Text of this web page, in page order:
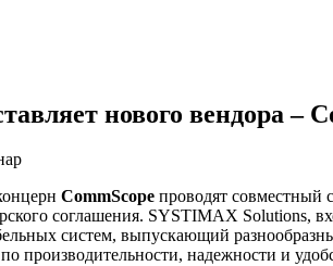
нового вендора –
CommScope проводят совместный
соглашения. SYSTIMAX Solutions,
систем, выпускающий
производительности, надежности и